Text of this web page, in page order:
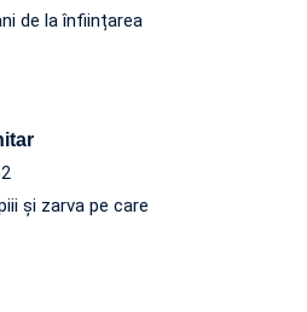
de la înființarea
și zarva pe care